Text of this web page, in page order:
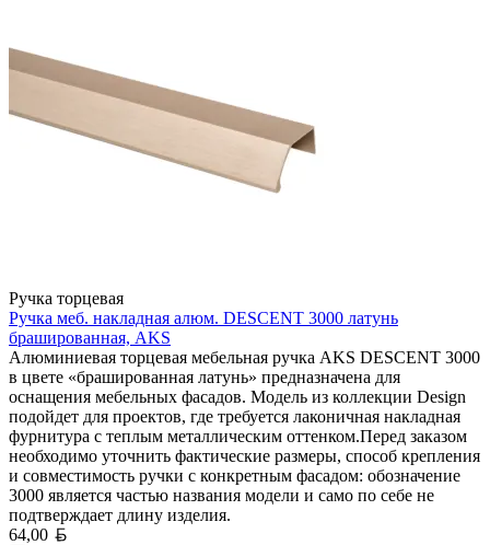
Ручка торцевая
Ручка меб. накладная алюм. DESCENT 3000 латунь
брашированная, AKS
Алюминиевая торцевая мебельная ручка AKS DESCENT 3000
в цвете «брашированная латунь» предназначена для
оснащения мебельных фасадов. Модель из коллекции Design
подойдет для проектов, где требуется лаконичная накладная
фурнитура с теплым металлическим оттенком.Перед заказом
необходимо уточнить фактические размеры, способ крепления
и совместимость ручки с конкретным фасадом: обозначение
3000 является частью названия модели и само по себе не
подтверждает длину изделия.
64,00